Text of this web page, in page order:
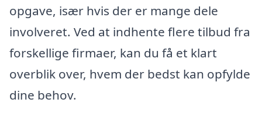
opgave, især hvis der er mange dele
involveret. Ved at indhente flere tilbud fra
forskellige firmaer, kan du få et klart
overblik over, hvem der bedst kan opfylde
dine behov.